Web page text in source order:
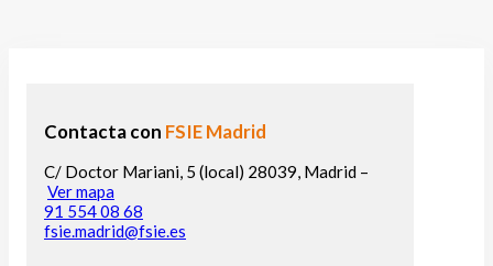
Contacta con FSIE Madrid
C/ Doctor Mariani, 5 (local) 28039, Madrid –
Ver mapa
91 554 08 68
fsie.madrid@fsie.es